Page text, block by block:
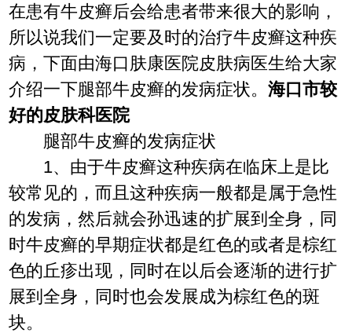
在患有牛皮癣后会给患者带来很大的影响，
所以说我们一定要及时的治疗牛皮癣这种疾
病，下面由海口肤康医院皮肤病医生给大家
介绍一下腿部牛皮癣的发病症状。海口市较
好的皮肤科医院
腿部牛皮癣的发病症状
1、由于牛皮癣这种疾病在临床上是比
较常见的，而且这种疾病一般都是属于急性
的发病，然后就会孙迅速的扩展到全身，同
时牛皮癣的早期症状都是红色的或者是棕红
色的丘疹出现，同时在以后会逐渐的进行扩
展到全身，同时也会发展成为棕红色的斑
块。